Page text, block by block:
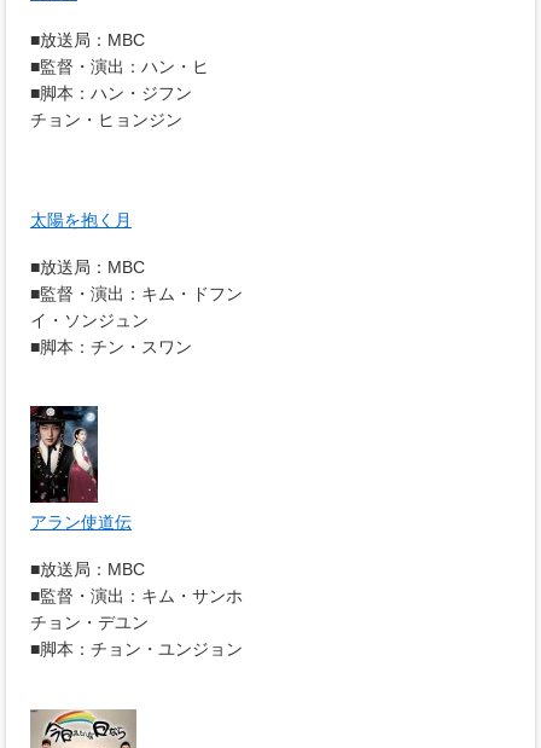
■放送局：MBC
■監督・演出：ハン・ヒ
■脚本：ハン・ジフン
チョン・ヒョンジン
太陽を抱く月
■放送局：MBC
■監督・演出：キム・ドフン
イ・ソンジュン
■脚本：チン・スワン
アラン使道伝
■放送局：MBC
■監督・演出：キム・サンホ
チョン・デユン
■脚本：チョン・ユンジョン